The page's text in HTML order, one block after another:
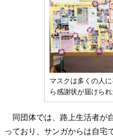
マスクは多くの人
ら感謝状が届けら
同団体では、路上生活者が
っており、サンガからは自宅